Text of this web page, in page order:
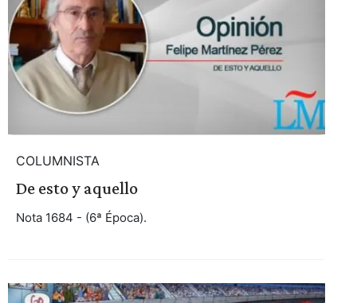
COLUMNISTA
De esto y aquello
Nota 1684 - (6ª Época).